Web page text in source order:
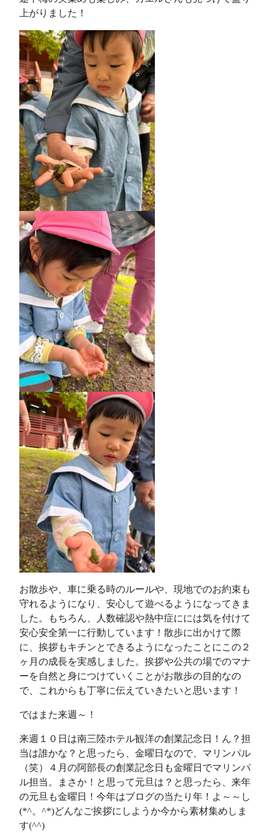
上がりました！
お散歩や、車に乗る時のルールや、現地でのお約束も
守れるようになり、安心して遊べるようになってきま
した。もちろん、人数確認や熱中症にには気を付けて
安心安全第一に行動しています！散歩に出かけて際
に、挨拶もキチンとできるようになったことにこの２
ヶ月の成長を実感しました。挨拶や公共の場でのマナ
ーを自然と身につけていくことがお散歩の目的なの
で、これからも丁寧に伝えていきたいと思います！
ではまた来週～！
来週１０日は南三陸ホテル観洋の創業記念日！ん？担
当は誰かな？と思ったら、金曜日なので、マリンパル
（笑）４月の阿部長の創業記念日も金曜日でマリンパ
ル担当。まさか！と思って元旦は？と思ったら、来年
の元旦も金曜日！今年はブログの当たり年！よ～～し
(*^。^*)どんなご挨拶にしようか今から素材集めしま
す(^^)